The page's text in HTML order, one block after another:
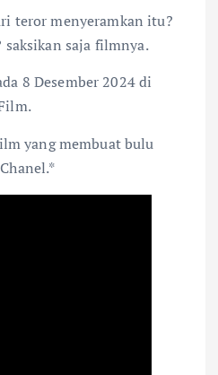
teror menyeramkan itu?
saja filmnya.
8 Desember 2024 di
yang membuat bulu